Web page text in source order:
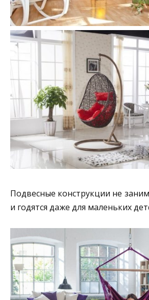
Подвесные конструкции не
и годятся даже для маленьких